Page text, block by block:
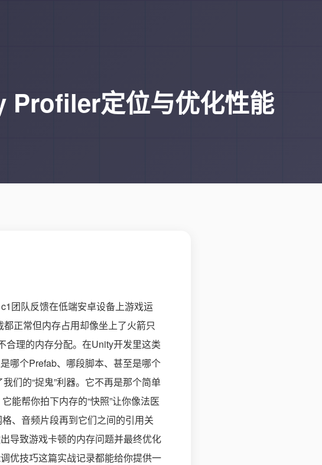
Profiler定位与优化性能
团队反馈在低端安卓设备上游戏运
正常但内存占用却像坐上了火箭只
理的内存分配。在Unity开发里这类
哪个Prefab、哪段脚本、甚至是哪个
们的“捉鬼”利器。它不再是那个简单
能帮你拍下内存的“快照”让你像法医
、音频片段再到它们之间的引用关
导致游戏卡顿的内存问题并最终优化
优技巧这篇实战记录都能给你提供一